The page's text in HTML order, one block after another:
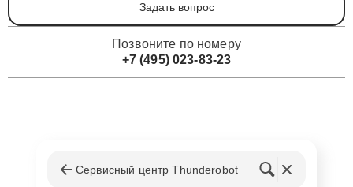
Задать вопрос
Позвоните по номеру
+7 (495) 023-83-23
Сервисный центр Thunderobot